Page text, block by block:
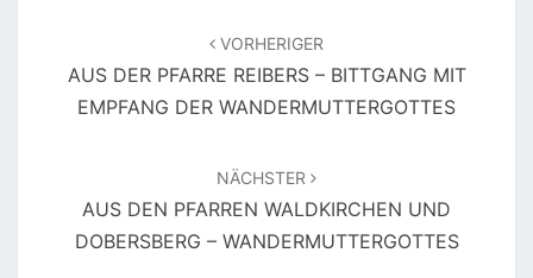
VORHERIGER
AUS DER PFARRE REIBERS – BITTGANG MIT
EMPFANG DER WANDERMUTTERGOTTES
NÄCHSTER
AUS DEN PFARREN WALDKIRCHEN UND
DOBERSBERG – WANDERMUTTERGOTTES